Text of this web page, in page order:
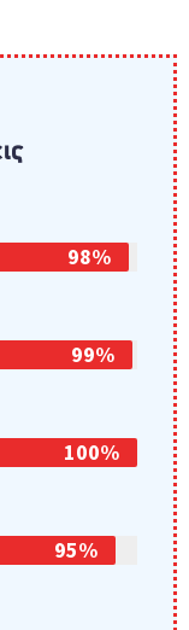
98%
99%
100%
95%